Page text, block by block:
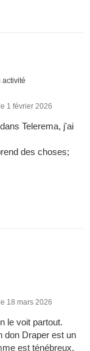
activité
1 février 2026
Telerema, j'ai
des choses;
18 mars 2026
le voit partout.
don Draper est un
est ténébreux,